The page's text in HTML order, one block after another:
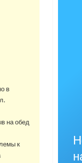
в
на обед
к